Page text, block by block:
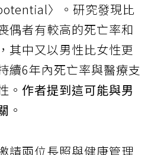
〉。研究發現比
偶者有較高的死亡率和
其中又以男性比女性更
續6年內死亡率與醫療支
。 作者提到這可能與男
。
請兩位長照與健康管理